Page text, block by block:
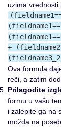
uzima vrednosti
+
Ova formula
reči, a zatim
Prilagodite
formu u vašu
i zalepite ga na
možda na